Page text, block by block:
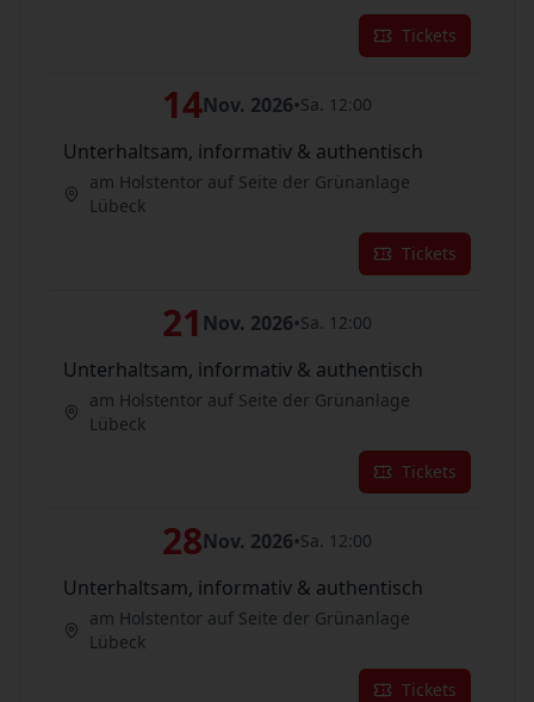
Tickets
14Nov. 2026•Sa. 12:00
Unterhaltsam, informativ & authentisch
am Holstentor auf Seite der Grünanlage
Lübeck
Tickets
21 Nov. 2026•Sa. 12:00
Unterhaltsam, informativ & authentisch
am Holstentor auf Seite der Grünanlage
Lübeck
Tickets
28Nov. 2026•Sa. 12:00
Unterhaltsam, informativ & authentisch
am Holstentor auf Seite der Grünanlage
Lübeck
Tickets